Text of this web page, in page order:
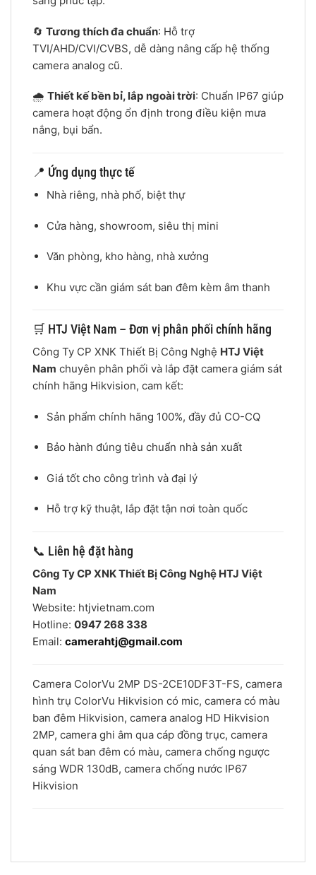
🔄 Tương thích đa chuẩn: Hỗ trợ
TVI/AHD/CVI/CVBS, dễ dàng nâng cấp hệ thống
camera analog cũ.
🌧️ Thiết kế bền bỉ, lắp ngoài trời: Chuẩn IP67 giúp
camera hoạt động ổn định trong điều kiện mưa
nắng, bụi bẩn.
📍 Ứng dụng thực tế
Nhà riêng, nhà phố, biệt thự
Cửa hàng, showroom, siêu thị mini
Văn phòng, kho hàng, nhà xưởng
Khu vực cần giám sát ban đêm kèm âm thanh
🛒 HTJ Việt Nam – Đơn vị phân phối chính hãng
Công Ty CP XNK Thiết Bị Công Nghệ HTJ Việt
Nam chuyên phân phối và lắp đặt camera giám sát
chính hãng Hikvision, cam kết:
Sản phẩm chính hãng 100%, đầy đủ CO-CQ
Bảo hành đúng tiêu chuẩn nhà sản xuất
Giá tốt cho công trình và đại lý
Hỗ trợ kỹ thuật, lắp đặt tận nơi toàn quốc
📞 Liên hệ đặt hàng
Công Ty CP XNK Thiết Bị Công Nghệ HTJ Việt
Nam
Website: htjvietnam.com
Hotline: 0947 268 338
Email: camerahtj@gmail.com
Camera ColorVu 2MP DS-2CE10DF3T-FS, camera
hình trụ ColorVu Hikvision có mic, camera có màu
ban đêm Hikvision, camera analog HD Hikvision
2MP, camera ghi âm qua cáp đồng trục, camera
quan sát ban đêm có màu, camera chống ngược
sáng WDR 130dB, camera chống nước IP67
Hikvision